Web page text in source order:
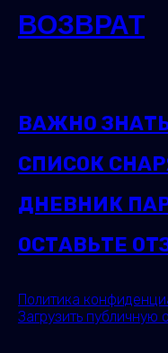
ВОЗВРАТ
ВАЖНО
СПИСОК
ДНЕВНИК
ОСТАВЬТЕ
Политика
Загрузить публичную